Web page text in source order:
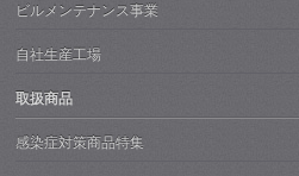
ビルメンテナンス事業
自社生産工場
取扱商品
感染症対策商品特集